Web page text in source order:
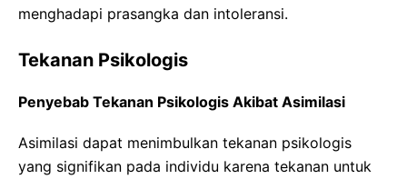
menghadapi prasangka dan intoleransi.
Tekanan Psikologis
Penyebab Tekanan Psikologis Akibat Asimilasi
Asimilasi dapat menimbulkan tekanan psikologis
yang signifikan pada individu karena tekanan untuk